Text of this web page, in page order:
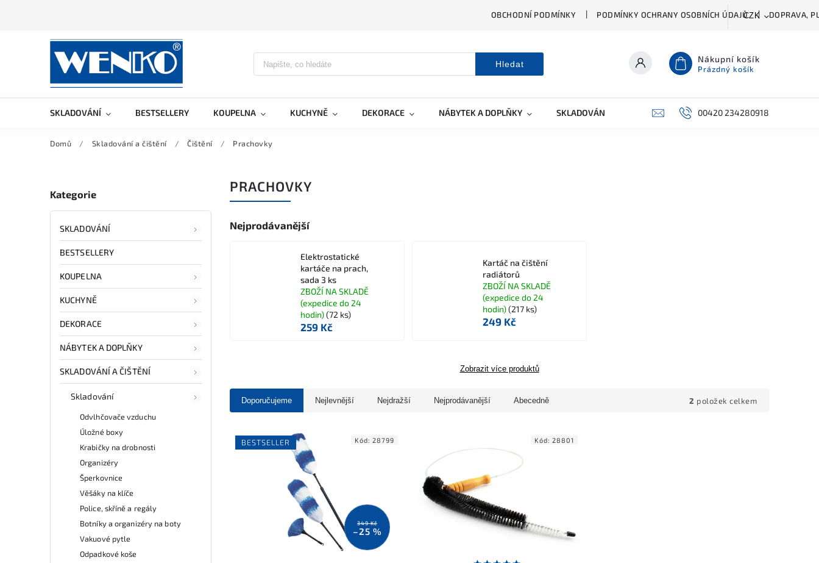
OBCHODNÍ PODMÍNKY PODMÍNKY OCHRANY OSOBNÍCH ÚDAJŮ DOPRAVA,
CZK
Hledat Nákupní košík
Prázdný košík
SKLADOVÁNÍ BESTSELLERY KOUPELNA KUCHYNĚ DEKORACE NÁBYTEK A DOPLŇKY SKLADOVÁNÍ A ČIŠTĚNÍ PŘÍSLUŠENSTVÍ
00420 234280918
Domů / Skladování a čištění / Čištění / Prachovky
Kategorie
SKLADOVÁNÍ
BESTSELLERY
KOUPELNA
KUCHYNĚ
DEKORACE
NÁBYTEK A DOPLŇKY
SKLADOVÁNÍ A ČIŠTĚNÍ
Skladování
Odvlhčovače vzduchu
Úložné boxy
Krabičky na drobnosti
Organizéry
Šperkovnice
Věšáky na klíče
Police, skříně a regály
Botníky a organizéry na boty
Vakuové pytle
Odpadkové koše
PRACHOVKY
Nejprodávanější
Elektrostatické
kartáče na prach,
sada 3 ks
ZBOŽÍ NA SKLADĚ
(expedice do 24
hodin)(72 ks)
259 Kč
Kartáč na čištění
radiátorů
ZBOŽÍ NA SKLADĚ
(expedice do 24
hodin)(217 ks)
249 Kč
Zobrazit více produktů
Doporučujeme Nejlevnější Nejdražší Nejprodávanější Abecedně 2 položek celkem
BESTSELLER
349 Kč
–25 %
Kód:28799 Kód:28801